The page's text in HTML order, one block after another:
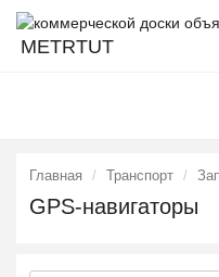
METRTUT
Главная Транспорт
GPS-навигаторы